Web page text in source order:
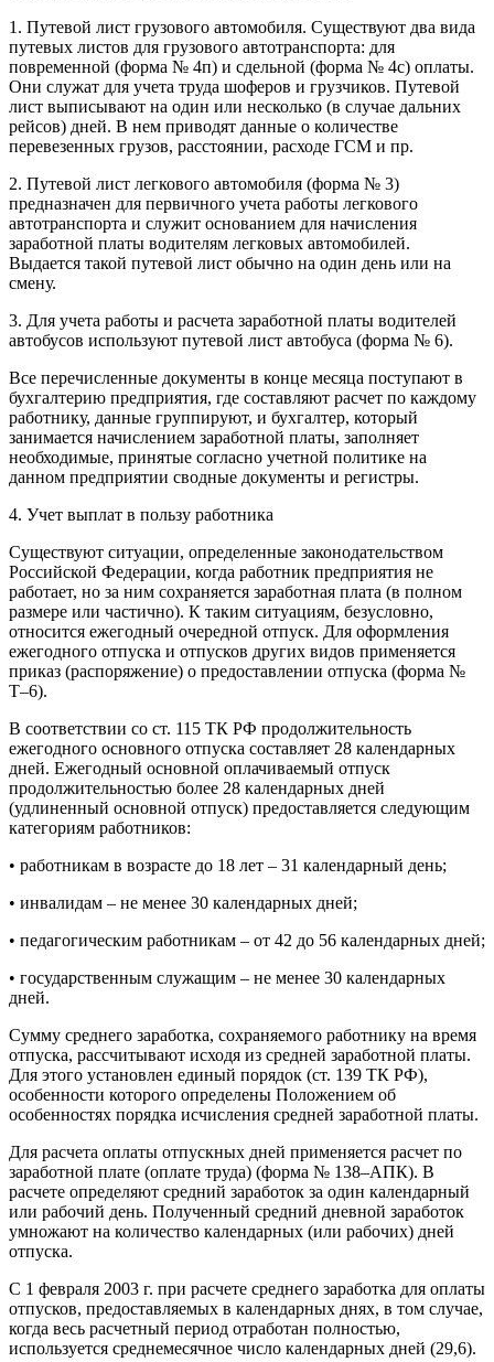
1. Путевой лист грузового автомобиля. Существуют два вида
путевых листов для грузового автотранспорта: для
повременной (форма № 4п) и сдельной (форма № 4с) оплаты.
Они служат для учета труда шоферов и грузчиков. Путевой
лист выписывают на один или несколько (в случае дальних
рейсов) дней. В нем приводят данные о количестве
перевезенных грузов, расстоянии, расходе ГСМ и пр.
2. Путевой лист легкового автомобиля (форма № 3)
предназначен для первичного учета работы легкового
автотранспорта и служит основанием для начисления
заработной платы водителям легковых автомобилей.
Выдается такой путевой лист обычно на один день или на
смену.
3. Для учета работы и расчета заработной платы водителей
автобусов используют путевой лист автобуса (форма № 6).
Все перечисленные документы в конце месяца поступают в
бухгалтерию предприятия, где составляют расчет по каждому
работнику, данные группируют, и бухгалтер, который
занимается начислением заработной платы, заполняет
необходимые, принятые согласно учетной политике на
данном предприятии сводные документы и регистры.
4. Учет выплат в пользу работника
Существуют ситуации, определенные законодательством
Российской Федерации, когда работник предприятия не
работает, но за ним сохраняется заработная плата (в полном
размере или частично). К таким ситуациям, безусловно,
относится ежегодный очередной отпуск. Для оформления
ежегодного отпуска и отпусков других видов применяется
приказ (распоряжение) о предоставлении отпуска (форма №
Т–6).
В соответствии со ст. 115 ТК РФ продолжительность
ежегодного основного отпуска составляет 28 календарных
дней. Ежегодный основной оплачиваемый отпуск
продолжительностью более 28 календарных дней
(удлиненный основной отпуск) предоставляется следующим
категориям работников:
• работникам в возрасте до 18 лет – 31 календарный день;
• инвалидам – не менее 30 календарных дней;
• педагогическим работникам – от 42 до 56 календарных дней;
• государственным служащим – не менее 30 календарных
дней.
Сумму среднего заработка, сохраняемого работнику на время
отпуска, рассчитывают исходя из средней заработной платы.
Для этого установлен единый порядок (ст. 139 ТК РФ),
особенности которого определены Положением об
особенностях порядка исчисления средней заработной платы.
Для расчета оплаты отпускных дней применяется расчет по
заработной плате (оплате труда) (форма № 138–АПК). В
расчете определяют средний заработок за один календарный
или рабочий день. Полученный средний дневной заработок
умножают на количество календарных (или рабочих) дней
отпуска.
С 1 февраля 2003 г. при расчете среднего заработка для оплаты
отпусков, предоставляемых в календарных днях, в том случае,
когда весь расчетный период отработан полностью,
используется среднемесячное число календарных дней (29,6).